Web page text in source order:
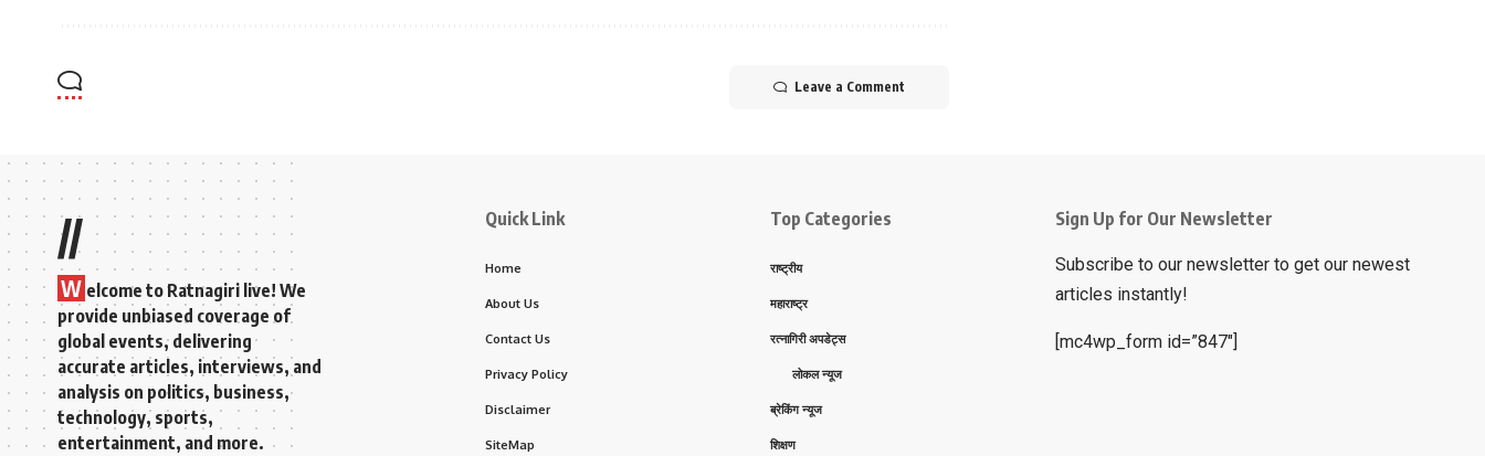
Leave a Comment
//
W elcome to Ratnagiri live! We
provide unbiased coverage of
global events, delivering
accurate articles, interviews, and
analysis on politics, business,
technology, sports,
entertainment, and more.
Quick Link
Home
About Us
Contact Us
Privacy Policy
Disclaimer
SiteMap
Top Categories
राष्ट्रीय
महाराष्ट्र
रत्नागिरी अपडेट्स
लोकल न्यूज
ब्रेकिंग न्यूज
शिक्षण
Sign Up for Our Newsletter
Subscribe to our newsletter to get our newest
articles instantly!
[mc4wp_form id=”847″]